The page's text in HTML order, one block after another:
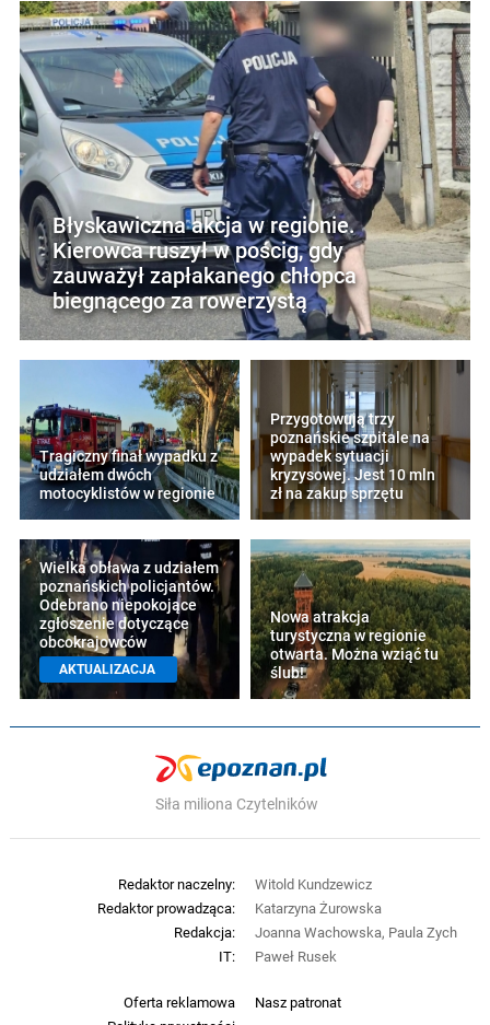
Błyskawiczna akcja w regionie.
Kierowca ruszył w pościg, gdy
zauważył zapłakanego chłopca
biegnącego za rowerzystą
Tragiczny finał wypadku z
udziałem dwóch
motocyklistów w regionie
Przygotowują trzy
poznańskie szpitale na
wypadek sytuacji
kryzysowej. Jest 10 mln
zł na zakup sprzętu
Wielka obława z udziałem
poznańskich policjantów.
Odebrano niepokojące
zgłoszenie dotyczące
obcokrajowców
AKTUALIZACJA
Nowa atrakcja
turystyczna w regionie
otwarta. Można wziąć tu
ślub!
Siła miliona Czytelników
Oferta reklamowa
Nasz patronat
Redaktor naczelny:
Witold Kundzewicz
Redaktor prowadząca:
Katarzyna Żurowska
Redakcja:
Joanna Wachowska, Paula Zych
IT:
Paweł Rusek